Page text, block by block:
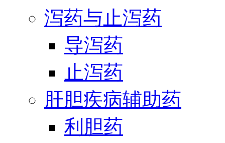
泻药与止泻药
导泻药
止泻药
肝胆疾病辅助药
利胆药